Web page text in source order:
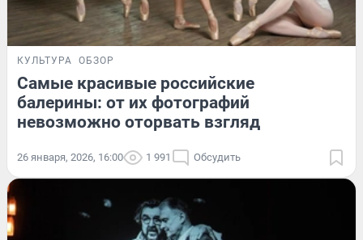
КУЛЬТУРА ОБЗОР
Самые красивые российские
балерины: от их фотографий
невозможно оторвать взгляд
26 января, 2026, 16:00 1 991 Обсудить